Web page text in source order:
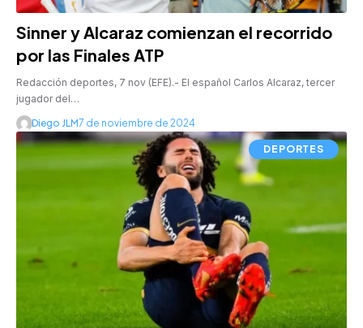
Sinner y Alcaraz comienzan el recorrido
por las Finales ATP
Redacción deportes, 7 nov (EFE).- El español Carlos Alcaraz, tercer
jugador del…
Diego JLM7 de noviembre de 2024
DEPORTES